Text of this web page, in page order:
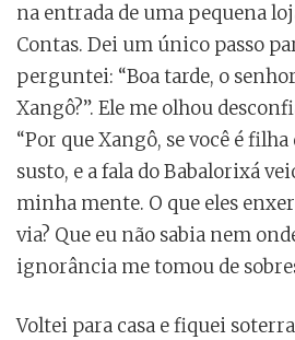
na entrada de uma pequena
Contas. Dei um único passo
perguntei: “Boa tarde, o
Xangô?”. Ele me olhou
“Por que Xangô, se você é
susto, e a fala do Babalorixá
minha mente. O que eles
via? Que eu não sabia nem
ignorância me tomou de
Voltei para casa e fiquei